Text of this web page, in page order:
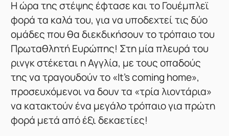
Η ώρα της στέψης έφτασε και το Γουέμπλεϊ
φορά τα καλά του, για να υποδεχτεί τις δύο
ομάδες που θα διεκδικήσουν το τρόπαιο του
Πρωταθλητή Ευρώπης! Στη μία πλευρά του
ρινγκ στέκεται η Αγγλία, με τους οπαδούς
της να τραγουδούν το «It’s coming home»,
προσευχόμενοι να δουν τα «τρία λιοντάρια»
να κατακτούν ένα μεγάλο τρόπαιο για πρώτη
φορά μετά από έξι δεκαετίες!